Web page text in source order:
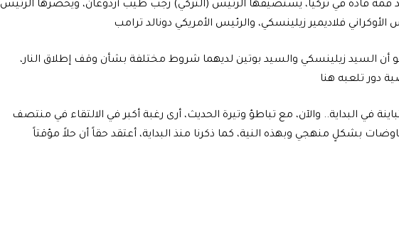
قمة قادة في تركيا، يستضيفها الرئيس (التركي) رجب طيب أردوغان، ويحضرها الرئيس
الأوكراني فلاديمير زيلينسكي، والرئيس الأمريكي دونالد ترامب
أن السيد زيلينسكي والسيد بوتين لديهما شروط مختلفة بشأن وقف إطلاق النار،
دور تلعبه هنا
في البداية.. والآن، مع تباطؤ وتيرة الحديث، أرى رغبة أكبر في الالتقاء في منتصف
بشكلٍ منهجي وبهذه النية، كما ذكرنا منذ البداية، أعتقد حقاً أن حلاً مؤقتاً